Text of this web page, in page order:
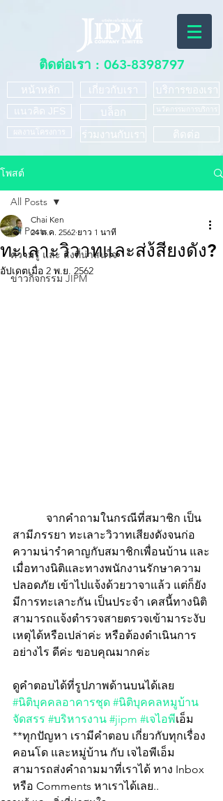
ติดต่อเรา : 063-8398797
หน้าหลัก
แนวคิด JFS
ผลงานโครงการ
เกี่ยวกับเรา
บล็อก
ร่วมงานกับเรา
บริการของเรา
นวัตกรรมการบริการ
ติดต่อ
โพสต์
All Posts
ความรู้ และ สิ่งที่น่าสนใจ
ข่าวกิจกรรม JIPM
All Posts
ทะเลาะวิวาทและส่ง้สียงดัง?
Chai Ken
24 ต.ค. 2562 ยาว 1 นาที
อัปเดตเมื่อ 2 พ.ย. 2562
สามีภรรยา ทะเลาะวิวาทเสียงดังจนก่อ
ความน่ารำคาญกับสมาชิกเพื่อนบ้าน และ
เมื่อทางนิติและทางพนักงานรักษาความ
ปลอดภัย เข้าไปแจ้งด้วยวาจาแล้ว แต่ก็ยัง
มีการทะเลาะกัน เป็นประจำ เคสนี้ทางนิติ
สามารถแจ้งตำรวจสายตรวจเข้ามาระงับ
เหตุได้หรือเปล่าค่ะ หรือต้องดำเนินการ
อย่างไร ดีค่ะ ขอบคุณมากค่ะ
ดูคำตอบได้ที่รูปภาพด้านบนได้เลย
#นิติบุคคลอาคารชุด #นิติบุคคลหมูบ้าน
จัดสรร #บริหารงาน #jipm #เจไอพีเอ็ม
**ทุกปัญหา เรามีคำตอบ เกี่ยวกับทุกเรื่อง
คอนโด และหมู่บ้าน กับ เจไอพีเอ็ม
สามารถส่งคำถามมาที่เราได้ ทาง Inbox
หรือ Comments หาเราได้เลย..